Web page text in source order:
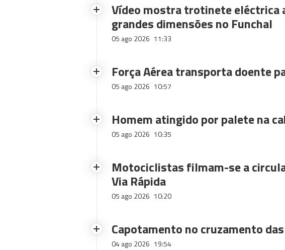
Vídeo mostra trotinete eléctrica
grandes dimensões no Funchal
05 ago 2026 11:33
Força Aérea transporta doente
05 ago 2026 10:57
Homem atingido por palete na
05 ago 2026 10:35
Motociclistas filmam-se a
Via Rápida
05 ago 2026 10:20
Capotamento no cruzamento
04 ago 2026 19:54